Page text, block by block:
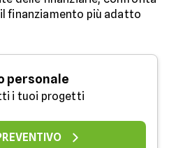
finanziamento più adatto
personale
i tuoi progetti